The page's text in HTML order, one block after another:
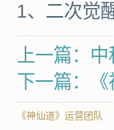
1、二次觉
上一篇：
下一篇：
《神仙道》运营团队